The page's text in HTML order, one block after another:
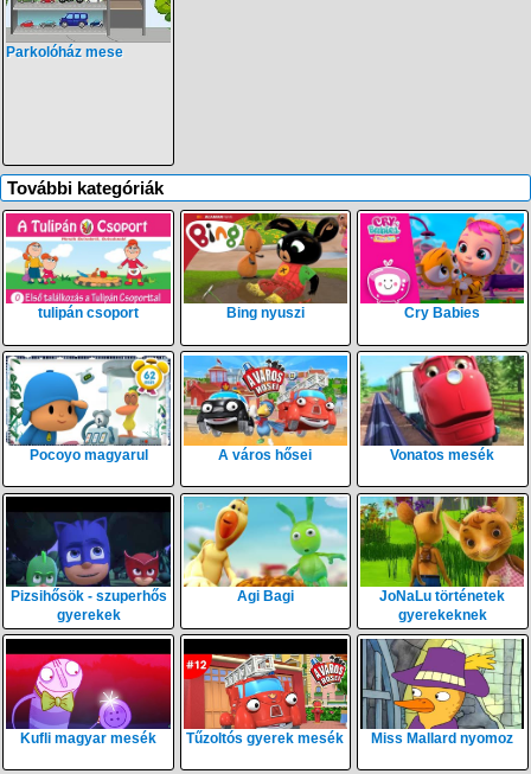
Parkolóház mese
További kategóriák
tulipán csoport Bing nyuszi Cry Babies
Pocoyo magyarul A város hősei Vonatos mesék
Pizsihősök - szuperhős
gyerekek
Agi Bagi
JoNaLu történetek
gyerekeknek
Kufli magyar mesék Tűzoltós gyerek mesék Miss Mallard nyomoz